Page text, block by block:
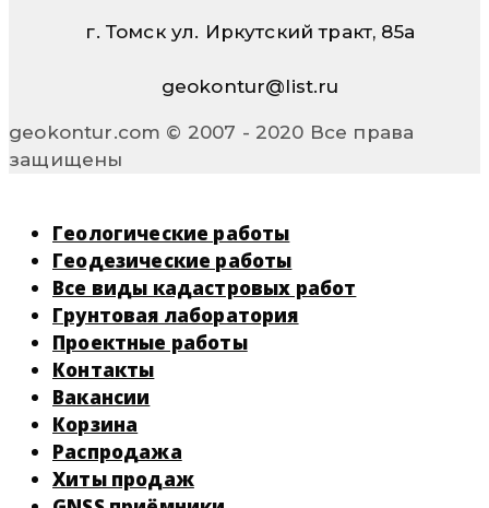
г. Томск ул. Иркутский тракт, 85а
geokontur@list.ru
geokontur.com © 2007 - 2020 Все права
защищены
Геологические работы
Геодезические работы
Все виды кадастровых работ
Грунтовая лаборатория
Проектные работы
Контакты
Вакансии
Корзина
Распродажа
Хиты продаж